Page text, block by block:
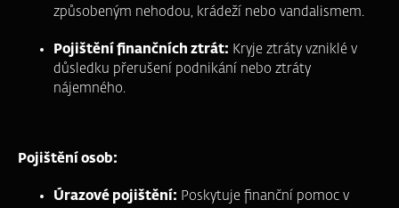
způsobeným nehodou, krádeží nebo vandalismem.
Pojištění finančních ztrát: Kryje ztráty vzniklé v
důsledku přerušení podnikání nebo ztráty
nájemného.
Pojištění osob:
Úrazové pojištění: Poskytuje finanční pomoc v